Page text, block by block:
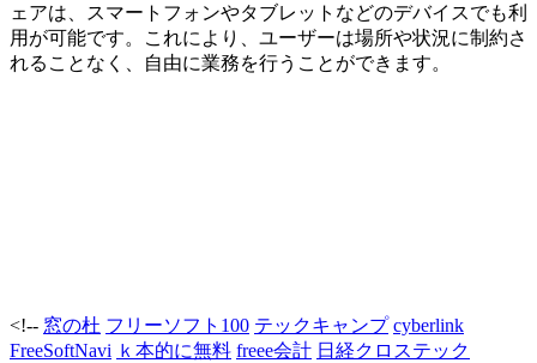
ェアは、スマートフォンやタブレットなどのデバイスでも利
用が可能です。これにより、ユーザーは場所や状況に制約さ
れることなく、自由に業務を行うことができます。
<!-- 窓の杜 フリーソフト100 テックキャンプ cyberlink
FreeSoftNavi ｋ本的に無料 freee会計 日経クロステック